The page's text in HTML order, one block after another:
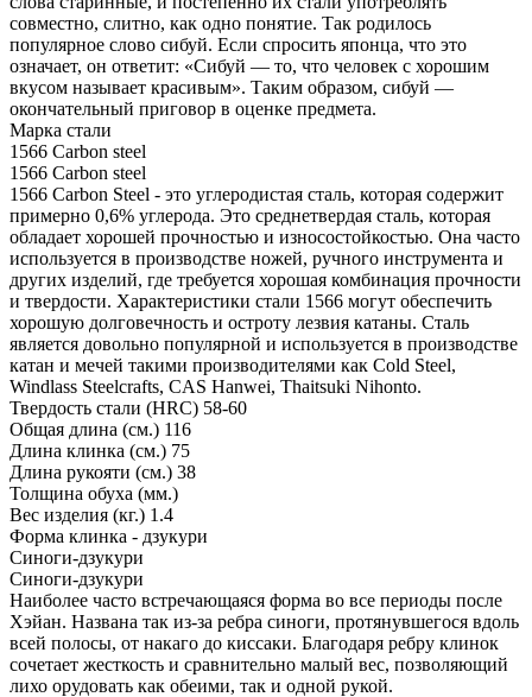
совместно, слитно, как одно понятие. Так родилось
популярное слово сибуй. Если спросить японца, что это
означает, он ответит: «Сибуй — то, что человек с хорошим
вкусом называет красивым». Таким образом, сибуй —
окончательный приговор в оценке предмета.
Марка стали
1566 Carbon steel
1566 Carbon steel
1566 Carbon Steel - это углеродистая сталь, которая содержит
примерно 0,6% углерода. Это среднетвердая сталь, которая
обладает хорошей прочностью и износостойкостью. Она часто
используется в производстве ножей, ручного инструмента и
других изделий, где требуется хорошая комбинация прочности
и твердости. Характеристики стали 1566 могут обеспечить
хорошую долговечность и остроту лезвия катаны. Сталь
является довольно популярной и используется в производстве
катан и мечей такими производителями как Cold Steel,
Windlass Steelcrafts, CAS Hanwei, Thaitsuki Nihonto.
Твердость стали (HRC) 58-60
Общая длина (см.) 116
Длина клинка (см.) 75
Длина рукояти (см.) 38
Толщина обуха (мм.)
Вес изделия (кг.) 1.4
Форма клинка - дзукури
Синоги-дзукури
Синоги-дзукури
Наиболее часто встречающаяся форма во все периоды после
Хэйан. Названа так из-за ребра синоги, протянувшегося вдоль
всей полосы, от накаго до киссаки. Благодаря ребру клинок
сочетает жесткость и сравнительно малый вес, позволяющий
лихо орудовать как обеими, так и одной рукой.